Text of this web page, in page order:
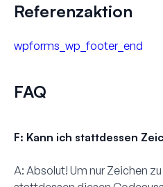
Referenzaktion
wpforms_wp_footer_end
FAQ
F: Kann ich stattdessen
A: Absolut! Um nur Zeichen